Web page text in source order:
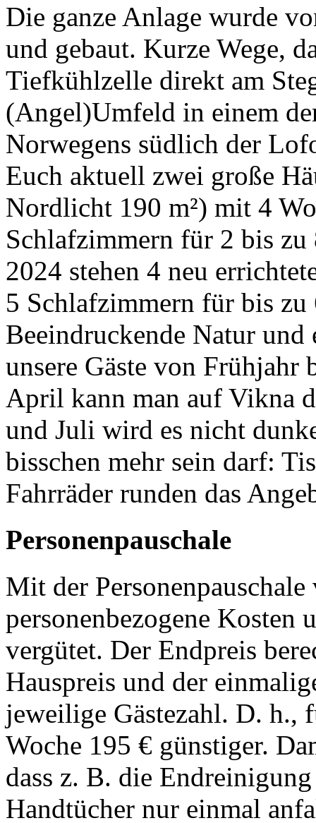
Die ganze Anlage wurde
und gebaut. Kurze Wege,
Tiefkühlzelle direkt am
(Angel)Umfeld in einem
Norwegens südlich der
Euch aktuell zwei große
Nordlicht 190 m²) mit 4
Schlafzimmern für 2 bis zu
2024 stehen 4 neu
5 Schlafzimmern für bis zu
Beeindruckende Natur und
unsere Gäste von Frühjahr
April kann man auf Vikna
und Juli wird es nicht
bisschen mehr sein darf:
Fahrräder runden das
Personenpauschale
Mit der
personenbezogene Kosten
vergütet. Der Endpreis
Hauspreis und der
jeweilige Gästezahl. D. h.,
Woche 195 € günstiger.
dass z. B. die
Handtücher nur einmal